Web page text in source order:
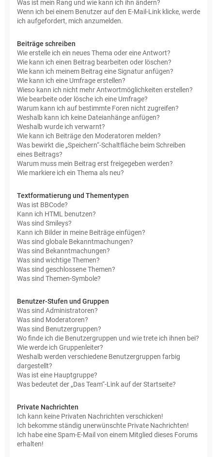
Was ist mein Rang und wie kann ich ihn ändern?
Wenn ich bei einem Benutzer auf den E-Mail-Link klicke, werde
ich aufgefordert, mich anzumelden.
Beiträge schreiben
Wie erstelle ich ein neues Thema oder eine Antwort?
Wie kann ich einen Beitrag bearbeiten oder löschen?
Wie kann ich meinem Beitrag eine Signatur anfügen?
Wie kann ich eine Umfrage erstellen?
Wieso kann ich nicht mehr Antwortmöglichkeiten erstellen?
Wie bearbeite oder lösche ich eine Umfrage?
Warum kann ich auf bestimmte Foren nicht zugreifen?
Weshalb kann ich keine Dateianhänge anfügen?
Weshalb wurde ich verwarnt?
Wie kann ich Beiträge den Moderatoren melden?
Was bewirkt die „Speichern“-Schaltfläche beim Schreiben
eines Beitrags?
Warum muss mein Beitrag erst freigegeben werden?
Wie markiere ich ein Thema als neu?
Textformatierung und Thementypen
Was ist BBCode?
Kann ich HTML benutzen?
Was sind Smileys?
Kann ich Bilder in meine Beiträge einfügen?
Was sind globale Bekanntmachungen?
Was sind Bekanntmachungen?
Was sind wichtige Themen?
Was sind geschlossene Themen?
Was sind Themen-Symbole?
Benutzer-Stufen und Gruppen
Was sind Administratoren?
Was sind Moderatoren?
Was sind Benutzergruppen?
Wo finde ich die Benutzergruppen und wie trete ich ihnen bei?
Wie werde ich Gruppenleiter?
Weshalb werden verschiedene Benutzergruppen farbig
dargestellt?
Was ist eine Hauptgruppe?
Was bedeutet der „Das Team“-Link auf der Startseite?
Private Nachrichten
Ich kann keine Privaten Nachrichten verschicken!
Ich bekomme ständig unerwünschte Private Nachrichten!
Ich habe eine Spam-E-Mail von einem Mitglied dieses Forums
erhalten!